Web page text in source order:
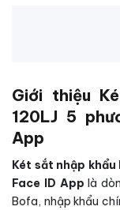
Giới thiệu
120LJ 5
App
Két sắt nhập
Face ID App là
Bofa, nhập khẩu